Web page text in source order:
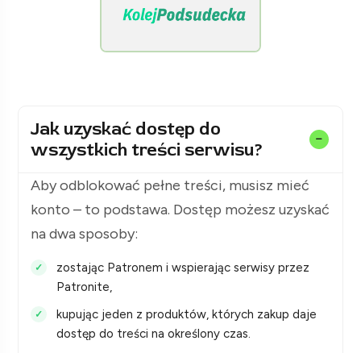
Jak uzyskać dostęp do
wszystkich treści serwisu?
Aby odblokować pełne treści, musisz mieć
konto – to podstawa. Dostęp możesz uzyskać
na dwa sposoby:
zostając Patronem i wspierając serwisy przez
Patronite,
kupując jeden z produktów, których zakup daje
dostęp do treści na określony czas.